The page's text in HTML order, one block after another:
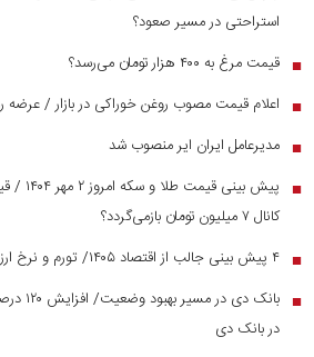
استراحتی در مسیر صعود؟
■ قیمت مرغ به ۴۰۰ هزار تومان می‌رسد؟
■ اعلام قیمت مصوب روغن خوراکی در بازار / عرضه
■ مدیرعامل ایران ایر منصوب شد
■
کانال ۷ میلیون تومان بازمی‌گردد؟
■ ۴ پیش بینی جالب از اقتصاد ۱۴۰۵/ تورم و نرخ ارز به چه رقمی می‌رسد؟
■
بانک
در بانک دی